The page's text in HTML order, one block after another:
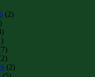
(2)
(2)